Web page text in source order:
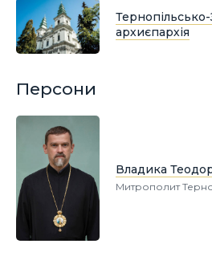
Тернопільсько-
архиєпархія
Персони
Владика
Митрополит